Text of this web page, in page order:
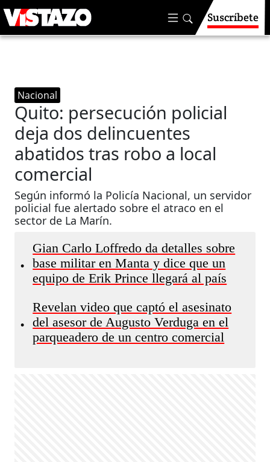
Suscríbete
Nacional
Quito: persecución policial
deja dos delincuentes
abatidos tras robo a local
comercial
Según informó la Policía Nacional, un servidor
policial fue alertado sobre el atraco en el
sector de La Marín.
•
Gian Carlo Loffredo da detalles sobre
base militar en Manta y dice que un
equipo de Erik Prince llegará al país
•
Revelan video que captó el asesinato
del asesor de Augusto Verduga en el
parqueadero de un centro comercial